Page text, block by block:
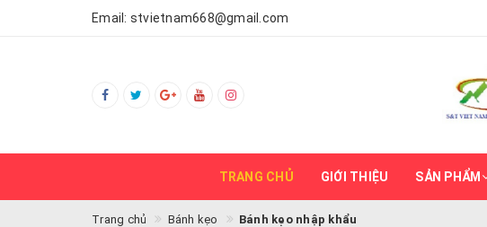
Email: stvietnam668@gmail.com
TRANG CHỦ GIỚI THIỆU SẢN PHẨM
Trang chủ Bánh kẹo Bánh kẹo nhập khẩu